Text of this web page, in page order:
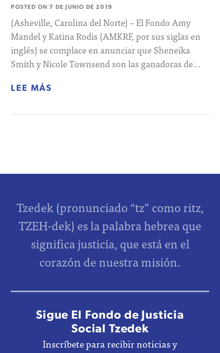
POSTED ON7 DE JUNIO DE 2019
(Asheville, Carolina del Norte) – El Fondo Amy
Mandel y Katina Rodis (AMKRF, por sus siglas en
inglés) se complace en anunciar que Sheneika
Smith y Nicole Townsend son las ganadoras de…
LEE MÁS
Tzedek (pronunciado “tz” como ritz,
TZEH-dek) es la palabra hebrea que
significa justicia, que está en el
corazón de nuestra misión.
Sigue El Fondo de Justicia
Social Tzedek
Inscríbete para recibir noticias y